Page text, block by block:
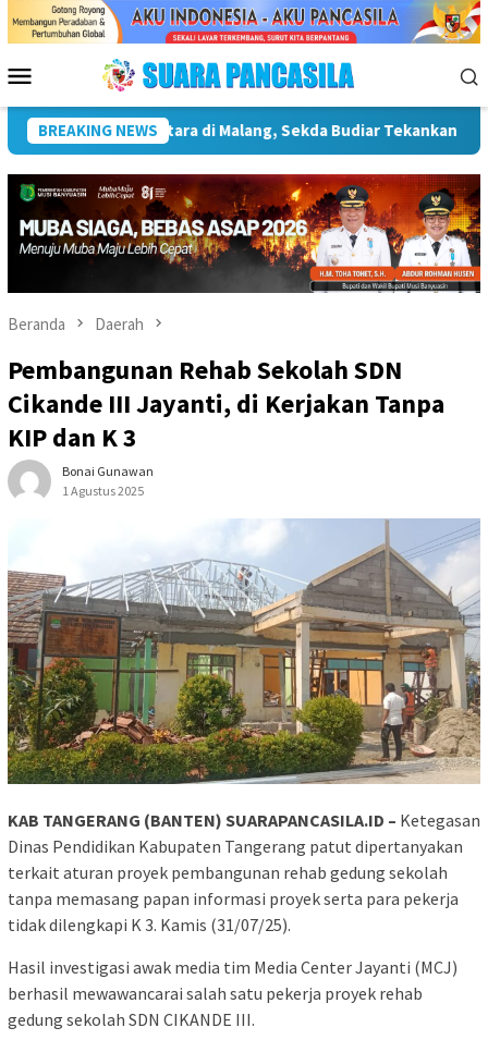
Menu
Mobile
BREAKING NEWS
Infrastruktur Kebudayaan Wakil Wali Kota Lepas
Beranda Daerah
Pembangunan Rehab Sekolah SDN
Cikande III Jayanti, di Kerjakan Tanpa
KIP dan K 3
Bonai Gunawan
1 Agustus 2025
KAB TANGERANG (BANTEN) SUARAPANCASILA.ID – Ketegasan
Dinas Pendidikan Kabupaten Tangerang patut dipertanyakan
terkait aturan proyek pembangunan rehab gedung sekolah
tanpa memasang papan informasi proyek serta para pekerja
tidak dilengkapi K 3. Kamis (31/07/25).
Hasil investigasi awak media tim Media Center Jayanti (MCJ)
berhasil mewawancarai salah satu pekerja proyek rehab
gedung sekolah SDN CIKANDE III.